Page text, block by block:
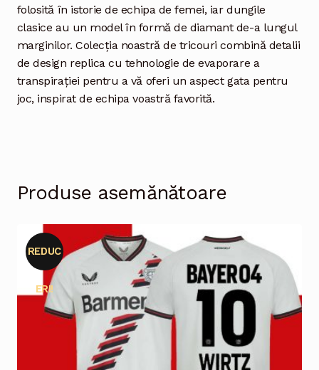
folosită în istorie de echipa de femei, iar dungile
clasice au un model în formă de diamant de-a lungul
marginilor. Colecția noastră de tricouri combină detalii
de design replica cu tehnologie de evaporare a
transpirației pentru a vă oferi un aspect gata pentru
joc, inspirat de echipa voastră favorită.
Produse asemănătoare
REDUC
ERI!